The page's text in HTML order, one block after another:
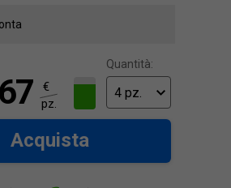
Quantità:
€
pz.
Acquista